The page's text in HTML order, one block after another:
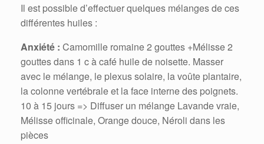
Il est possible d’effectuer quelques mélanges de ces
différentes huiles :
Anxiété : Camomille romaine 2 gouttes +Mélisse 2
gouttes dans 1 c à café huile de noisette. Masser
avec le mélange, le plexus solaire, la voûte plantaire,
la colonne vertébrale et la face interne des poignets.
10 à 15 jours => Diffuser un mélange Lavande vraie,
Mélisse officinale, Orange douce, Néroli dans les
pièces